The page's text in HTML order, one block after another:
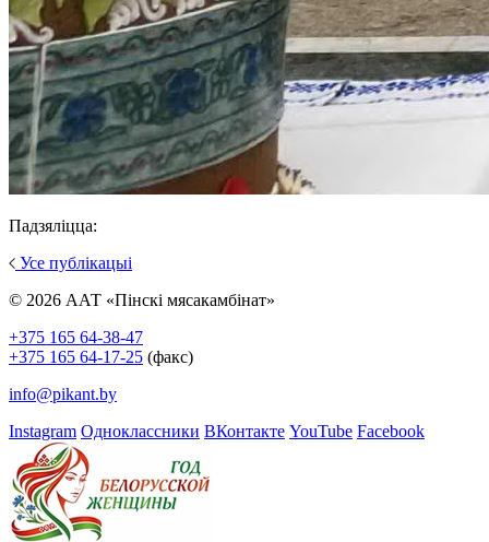
Падзяліцца:
Усе публікацыі
© 2026 ААТ «Пінскі мясакамбінат»
+375 165 64-38-47
+375 165 64-17-25 (факс)
info@pikant.by
Instagram Одноклассники ВКонтакте YouTube Facebook